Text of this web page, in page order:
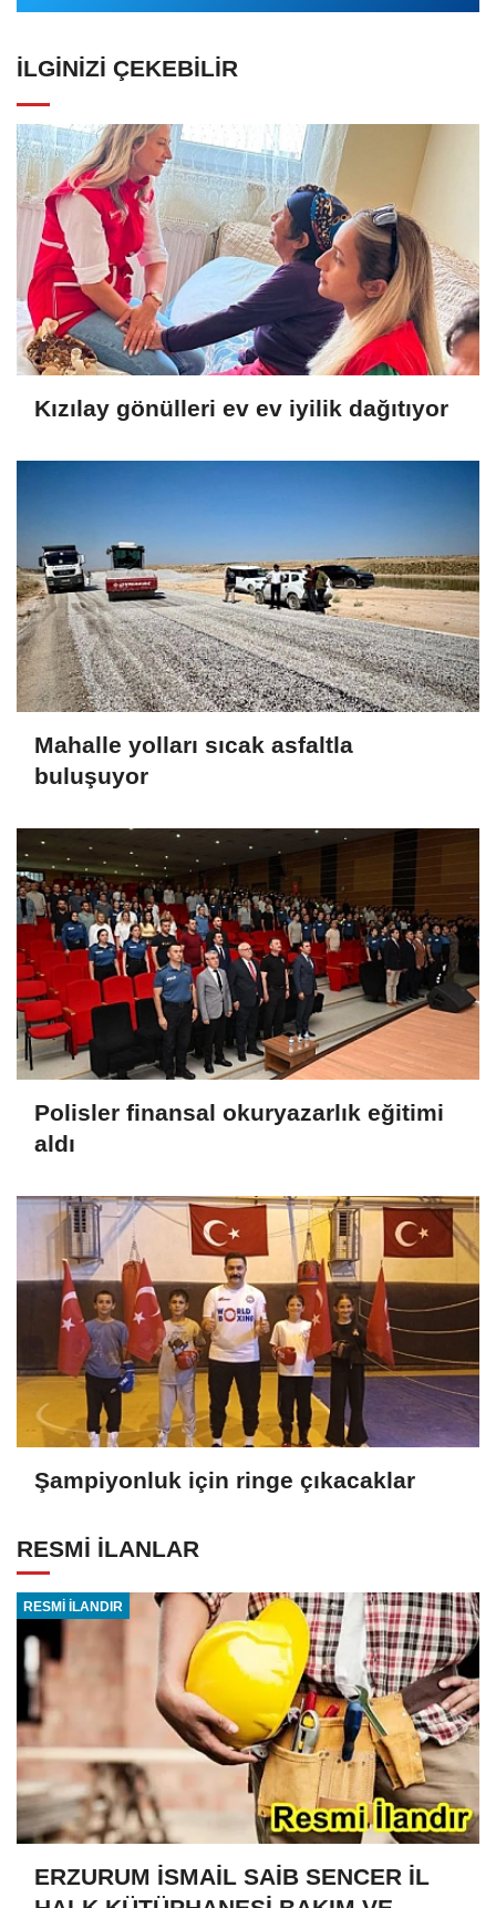
İLGINIZI ÇEKEBILIR
Kızılay gönülleri ev ev iyilik dağıtıyor
Mahalle yolları sıcak asfaltla
buluşuyor
Polisler finansal okuryazarlık eğitimi
aldı
Şampiyonluk için ringe çıkacaklar
RESMİ İLANLAR
RESMİ İLANDIR
ERZURUM İSMAİL SAİB SENCER İL